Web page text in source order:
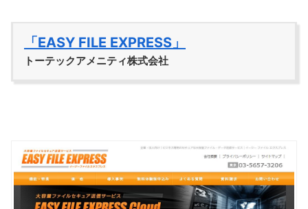
「EASY FILE EXPRESS」
トーテックアメニティ株式会社